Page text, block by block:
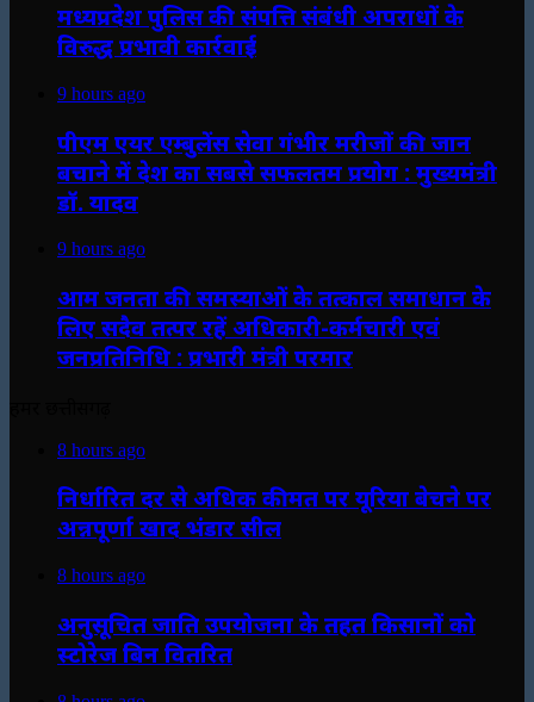
मध्यप्रदेश पुलिस की संपत्ति संबंधी अपराधों के
विरुद्ध प्रभावी कार्रवाई
9 hours ago
पीएम एयर एम्बुलेंस सेवा गंभीर मरीजों की जान
बचाने में देश का सबसे सफलतम प्रयोग : मुख्यमंत्री
डॉ. यादव
9 hours ago
आम जनता की समस्याओं के तत्काल समाधान के
लिए सदैव तत्पर रहें अधिकारी-कर्मचारी एवं
जनप्रतिनिधि : प्रभारी मंत्री परमार
8 hours ago
निर्धारित दर से अधिक कीमत पर यूरिया बेचने पर
अन्नपूर्णा खाद भंडार सील
8 hours ago
अनुसूचित जाति उपयोजना के तहत किसानों को
स्टोरेज बिन वितरित